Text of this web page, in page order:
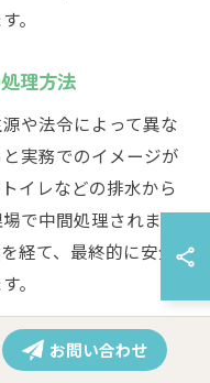
。
理方法
や法令によって異な
実務でのイメージが
イレなどの排水から
で中間処理されま
経て、最終的に安全
。
、発酵や堆肥化のプ
が一般的です。特殊
お問い合わせ